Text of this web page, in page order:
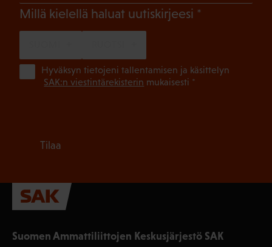
Suomen Ammattiliittojen Keskusjärjestö SAK
Millä kielellä haluat uutiskirjeesi (Pakollinen)
Hyväksyn tietojeni tallentamisen ja käsittelyn
SAK:n viestintärekisterin mukaisesti *
Tilaa